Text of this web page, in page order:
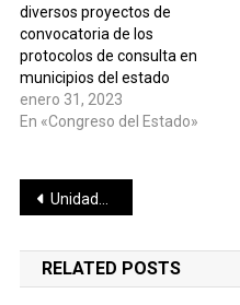
diversos proyectos de
convocatoria de los
protocolos de consulta en
municipios del estado
enero 31, 2023
En «Congreso del Estado»
Navegación
de
entradas
Unidades YUYA llevarán atención especializada y prevención de las violencias a todo Yucatán
RELATED POSTS